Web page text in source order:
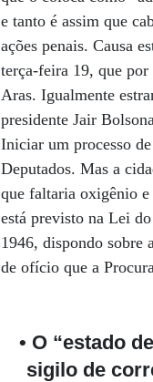
e tanto é assim que
ações penais. Causa
terça-feira 19, que
Aras. Igualmente
presidente Jair
Iniciar um processo
Deputados. Mas a
que faltaria oxigênio
está previsto na Lei
1946, dispondo sobre
de ofício que a
• O “estado
sigilo de